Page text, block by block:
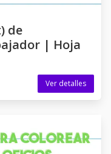
de
| Hoja
Ver detalles